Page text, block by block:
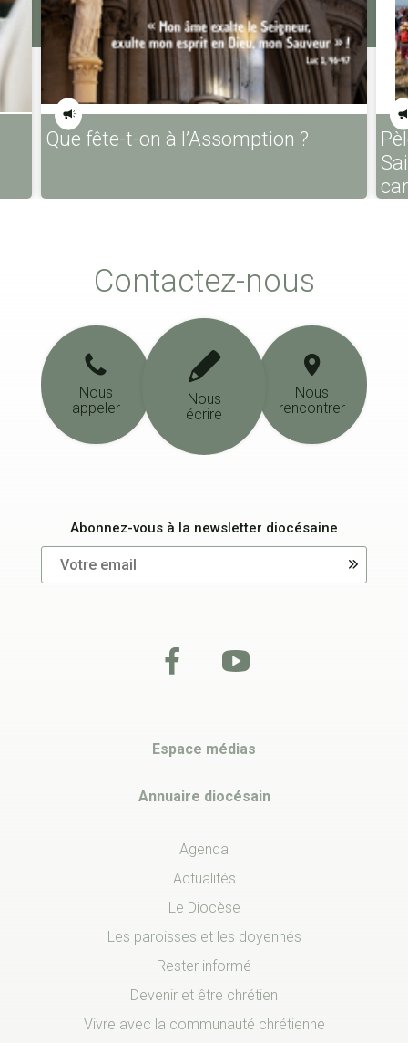
Que fête-t-on à l’Assomption ?
Contactez-nous
Nous
appeler
Nous
écrire
Nous
rencontrer
Abonnez-vous à la newsletter diocésaine
Espace médias
Annuaire diocésain
Agenda
Actualités
Le Diocèse
Les paroisses et les doyennés
Rester informé
Devenir et être chrétien
Vivre avec la communauté chrétienne